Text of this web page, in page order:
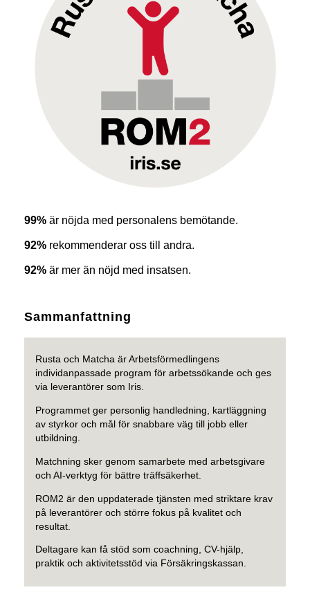
99% är nöjda med personalens bemötande.
92% rekommenderar oss till andra.
92% är mer än nöjd med insatsen.
Sammanfattning
Rusta och Matcha är Arbetsförmedlingens
individanpassade program för arbetssökande och ges
via leverantörer som Iris.
Programmet ger personlig handledning, kartläggning
av styrkor och mål för snabbare väg till jobb eller
utbildning.
Matchning sker genom samarbete med arbetsgivare
och AI-verktyg för bättre träffsäkerhet.
ROM2 är den uppdaterade tjänsten med striktare krav
på leverantörer och större fokus på kvalitet och
resultat.
Deltagare kan få stöd som coachning, CV-hjälp,
praktik och aktivitetsstöd via Försäkringskassan.